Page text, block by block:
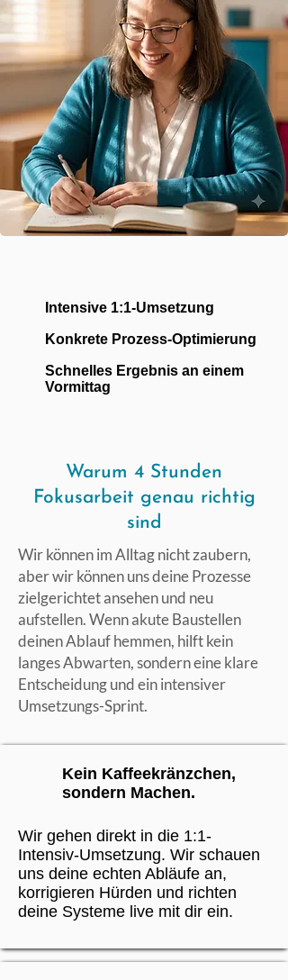
Intensive 1:1-Umsetzung
Konkrete Prozess-Optimierung
Schnelles Ergebnis an einem
Vormittag
Warum 4 Stunden
Fokusarbeit genau richtig
sind
Wir können im Alltag nicht zaubern,
aber wir können uns deine Prozesse
zielgerichtet ansehen und neu
aufstellen. Wenn akute Baustellen
deinen Ablauf hemmen, hilft kein
langes Abwarten, sondern eine klare
Entscheidung und ein intensiver
Umsetzungs-Sprint.
Kein Kaffeekränzchen,
sondern Machen.
Wir gehen direkt in die 1:1-
Intensiv-Umsetzung. Wir schauen
uns deine echten Abläufe an,
korrigieren Hürden und richten
deine Systeme live mit dir ein.